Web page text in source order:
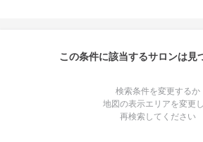
この条件に該当するサロンは見
検索条件を変更するか
地図の表示エリアを変更
再検索してください